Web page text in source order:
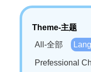
Theme-主题
All-全部
Prefessional